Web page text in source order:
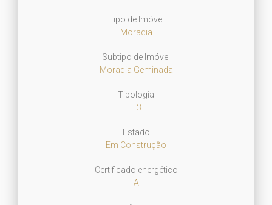
Tipo de Imóvel
Moradia
Subtipo de Imóvel
Moradia Geminada
Tipologia
T3
Estado
Em Construção
Certificado energético
A